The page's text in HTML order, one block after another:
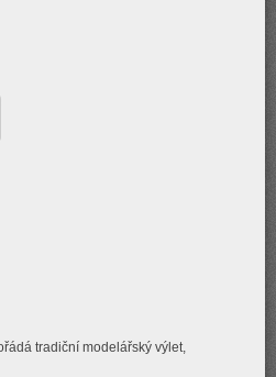
tradiční modelářský výlet,